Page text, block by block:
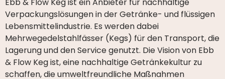
Verpackungslösungen in der Getränke- und flüssigen
Lebensmittelindustrie. Es werden dabei
Mehrwegedelstahlfässer (Kegs) für den Transport, die
Lagerung und den Service genutzt. Die Vision von Ebb
& Flow Keg ist, eine nachhaltige Getränkekultur zu
schaffen, die umweltfreundliche Maßnahmen